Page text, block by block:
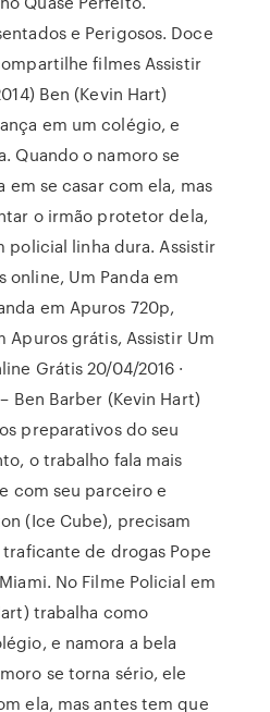
e Perigosos. Doce
filmes Assistir
Ben (Kevin Hart)
em um colégio, e
Quando o namoro se
em se casar com ela, mas
o irmão protetor dela,
policial linha dura. Assistir
online, Um Panda em
em Apuros 720p,
Apuros grátis, Assistir Um
Grátis 20/04/2016 ·
Ben Barber (Kevin Hart)
preparativos do seu
o trabalho fala mais
com seu parceiro e
(Ice Cube), precisam
de drogas Pope
No Filme Policial em
trabalha como
e namora a bela
se torna sério, ele
ela, mas antes tem que